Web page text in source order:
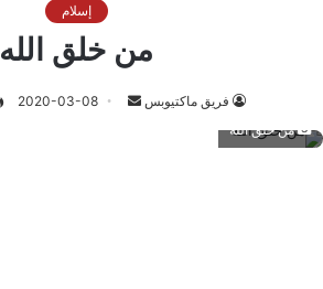
إسلام
من خلق الله
فريق ماكتيوبس
أرسل 2020-03-08
من خلق الله